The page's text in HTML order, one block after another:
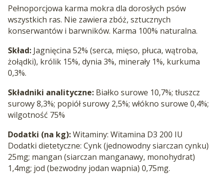
Pełnoporcjowa karma mokra dla dorosłych psów
wszystkich ras. Nie zawiera zbóż, sztucznych
konserwantów i barwników. Karma 100% naturalna.
Skład: Jagnięcina 52% (serca, mięso, płuca, wątroba,
żołądki), królik 15%, dynia 3%, minerały 1%, kurkuma
0,3%.
Składniki analityczne: Białko surowe 10,7%; tłuszcz
surowy 8,3%; popiół surowy 2,5%; włókno surowe 0,4%;
wilgotność 75%
Dodatki (na kg):Witaminy: Witamina D3 200 IU
Dodatki dietetyczne: Cynk (jednowodny siarczan cynku)
25mg; mangan (siarczan manganawy, monohydrat)
1,4mg; jod (bezwodny jodan wapnia) 0,75mg.